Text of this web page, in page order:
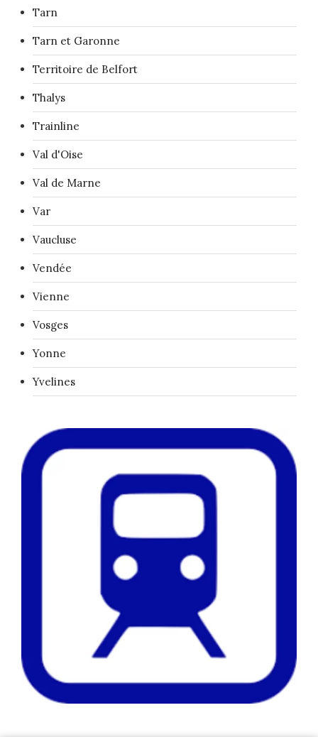
Tarn
Tarn et Garonne
Territoire de Belfort
Thalys
Trainline
Val d'Oise
Val de Marne
Var
Vaucluse
Vendée
Vienne
Vosges
Yonne
Yvelines